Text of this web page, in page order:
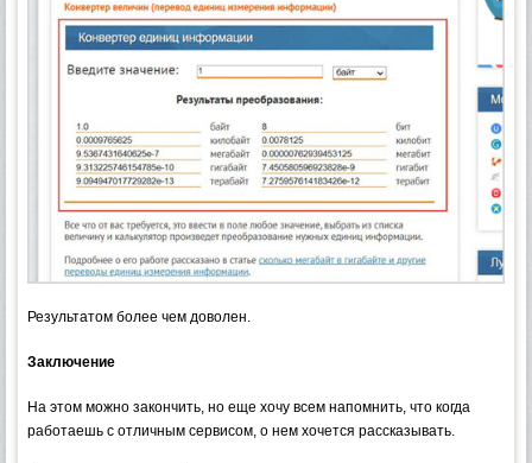
Результатом более чем доволен.
Заключение
На этом можно закончить, но еще хочу всем напомнить, что когда
работаешь с отличным сервисом, о нем хочется рассказывать.